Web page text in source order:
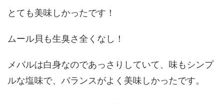
とても美味しかったです！
ムール貝も生臭さ全くなし！
メバルは白身なのであっさりしていて、味もシンプ
ルな塩味で、バランスがよく美味しかったです。